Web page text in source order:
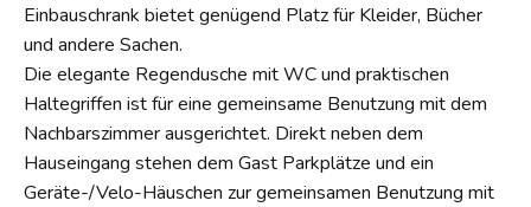
Einbauschrank bietet genügend Platz für Kleider, Bücher
und andere Sachen.
Die elegante Regendusche mit WC und praktischen
Haltegriffen ist für eine gemeinsame Benutzung mit dem
Nachbarszimmer ausgerichtet. Direkt neben dem
Hauseingang stehen dem Gast Parkplätze und ein
Geräte-/Velo-Häuschen zur gemeinsamen Benutzung mit